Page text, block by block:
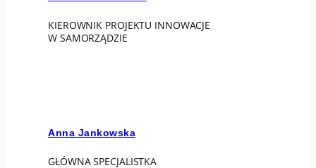
KIEROWNIK PROJEKTU INNOWACJE
W SAMORZĄDZIE
Anna Jankowska
GŁÓWNA SPECJALISTKA